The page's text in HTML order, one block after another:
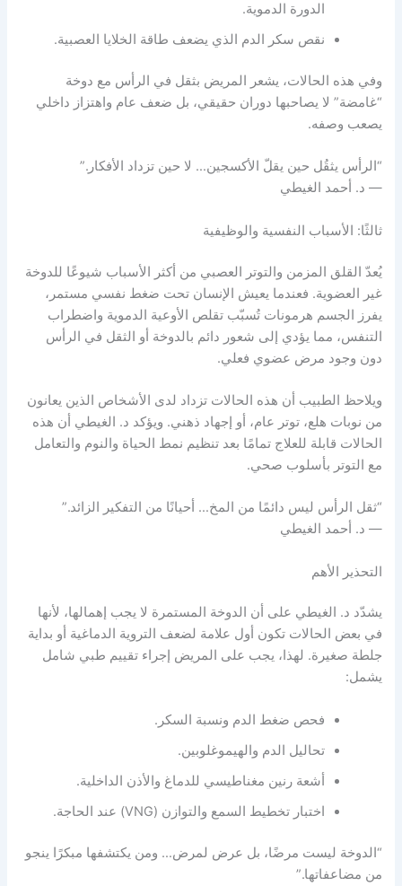
الدورة الدموية.
نقص سكر الدم الذي يضعف طاقة الخلايا العصبية.
وفي هذه الحالات، يشعر المريض بثقل في الرأس مع دوخة
“غامضة” لا يصاحبها دوران حقيقي، بل ضعف عام واهتزاز داخلي
يصعب وصفه.
“الرأس يثقُل حين يقلّ الأكسجين… لا حين تزداد الأفكار.”
— د. أحمد الغيطي
ثالثًا: الأسباب النفسية والوظيفية
يُعدّ القلق المزمن والتوتر العصبي من أكثر الأسباب شيوعًا للدوخة
غير العضوية. فعندما يعيش الإنسان تحت ضغط نفسي مستمر،
يفرز الجسم هرمونات تُسبّب تقلص الأوعية الدموية واضطراب
التنفس، مما يؤدي إلى شعور دائم بالدوخة أو الثقل في الرأس
دون وجود مرض عضوي فعلي.
ويلاحظ الطبيب أن هذه الحالات تزداد لدى الأشخاص الذين يعانون
من نوبات هلع، توتر عام، أو إجهاد ذهني. ويؤكد د. الغيطي أن هذه
الحالات قابلة للعلاج تمامًا بعد تنظيم نمط الحياة والنوم والتعامل
مع التوتر بأسلوب صحي.
“ثقل الرأس ليس دائمًا من المخ… أحيانًا من التفكير الزائد.”
— د. أحمد الغيطي
التحذير الأهم
يشدّد د. الغيطي على أن الدوخة المستمرة لا يجب إهمالها، لأنها
في بعض الحالات تكون أول علامة لضعف التروية الدماغية أو بداية
جلطة صغيرة. لهذا، يجب على المريض إجراء تقييم طبي شامل
يشمل:
فحص ضغط الدم ونسبة السكر.
تحاليل الدم والهيموغلوبين.
أشعة رنين مغناطيسي للدماغ والأذن الداخلية.
اختبار تخطيط السمع والتوازن (VNG) عند الحاجة.
“الدوخة ليست مرضًا، بل عرض لمرض… ومن يكتشفها مبكرًا ينجو
من مضاعفاتها.”